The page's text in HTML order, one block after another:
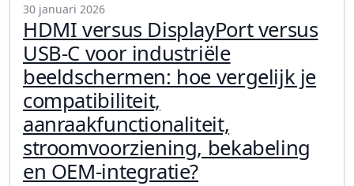
30 januari 2026
HDMI versus DisplayPort versus
USB-C voor industriële
beeldschermen: hoe vergelijk je
compatibiliteit,
aanraakfunctionaliteit,
stroomvoorziening, bekabeling
en OEM-integratie?